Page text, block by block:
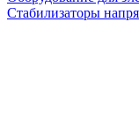
Стабилизаторы